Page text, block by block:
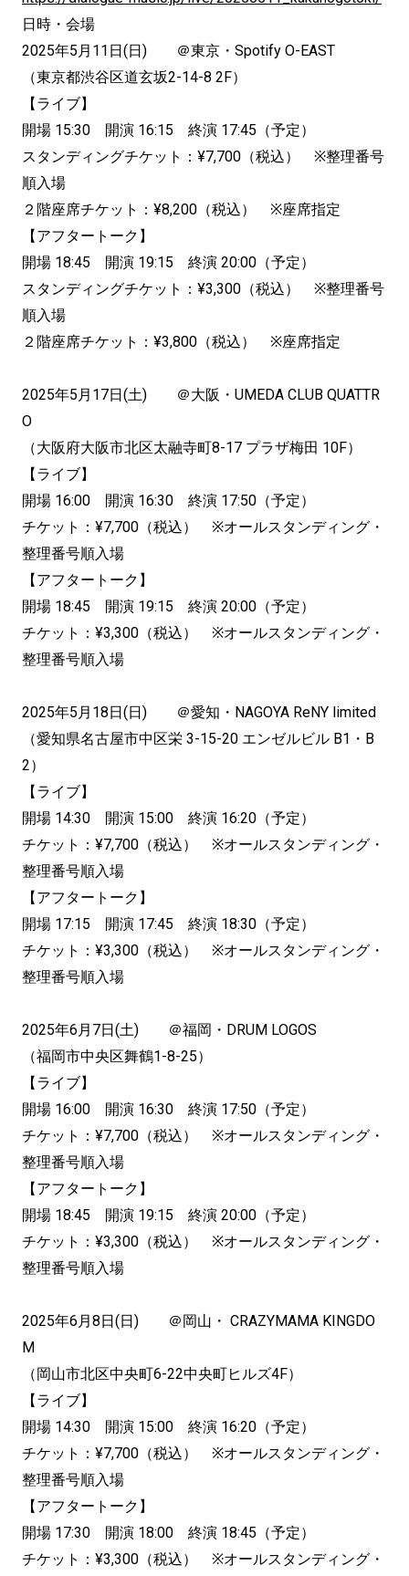
日時・会場
2025年5月11日(日) ＠東京・Spotify O-EAST
（東京都渋谷区道玄坂2-14-8 2F）
【ライブ】
開場 15:30 開演 16:15 終演 17:45（予定）
スタンディングチケット：¥7,700（税込） ※整理番号
順入場
２階座席チケット：¥8,200（税込） ※座席指定
【アフタートーク】
開場 18:45 開演 19:15 終演 20:00（予定）
スタンディングチケット：¥3,300（税込） ※整理番号
順入場
２階座席チケット：¥3,800（税込） ※座席指定
2025年5月17日(土) ＠大阪・UMEDA CLUB QUATTR
O
（大阪府大阪市北区太融寺町8-17 プラザ梅田 10F）
【ライブ】
開場 16:00 開演 16:30 終演 17:50（予定）
チケット：¥7,700（税込） ※オールスタンディング・
整理番号順入場
【アフタートーク】
開場 18:45 開演 19:15 終演 20:00（予定）
チケット：¥3,300（税込） ※オールスタンディング・
整理番号順入場
2025年5月18日(日) ＠愛知・NAGOYA ReNY limited
（愛知県名古屋市中区栄 3-15-20 エンゼルビル B1・B
2）
【ライブ】
開場 14:30 開演 15:00 終演 16:20（予定）
チケット：¥7,700（税込） ※オールスタンディング・
整理番号順入場
【アフタートーク】
開場 17:15 開演 17:45 終演 18:30（予定）
チケット：¥3,300（税込） ※オールスタンディング・
整理番号順入場
2025年6月7日(土) ＠福岡・DRUM LOGOS
（福岡市中央区舞鶴1-8-25）
【ライブ】
開場 16:00 開演 16:30 終演 17:50（予定）
チケット：¥7,700（税込） ※オールスタンディング・
整理番号順入場
【アフタートーク】
開場 18:45 開演 19:15 終演 20:00（予定）
チケット：¥3,300（税込） ※オールスタンディング・
整理番号順入場
2025年6月8日(日) ＠岡山・ CRAZYMAMA KINGDO
M
（岡山市北区中央町6-22中央町ヒルズ4F）
【ライブ】
開場 14:30 開演 15:00 終演 16:20（予定）
チケット：¥7,700（税込） ※オールスタンディング・
整理番号順入場
【アフタートーク】
開場 17:30 開演 18:00 終演 18:45（予定）
チケット：¥3,300（税込） ※オールスタンディング・